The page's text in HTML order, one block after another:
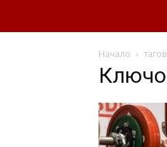
Начало